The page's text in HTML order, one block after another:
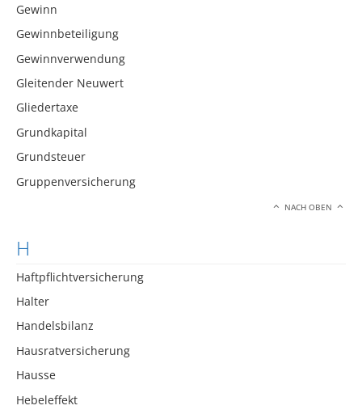
Gewinn
Gewinnbeteiligung
Gewinnverwendung
Gleitender Neuwert
Gliedertaxe
Grundkapital
Grundsteuer
Gruppenversicherung
NACH OBEN
H
Haftpflichtversicherung
Halter
Handelsbilanz
Hausratversicherung
Hausse
Hebeleffekt